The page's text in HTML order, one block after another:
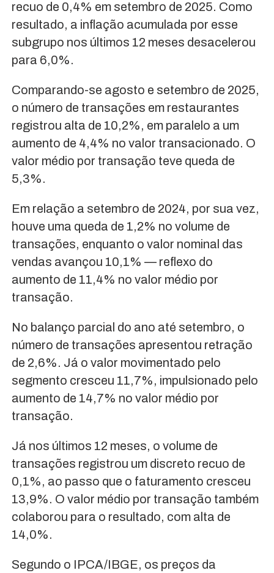
recuo de 0,4% em setembro de 2025. Como
resultado, a inflação acumulada por esse
subgrupo nos últimos 12 meses desacelerou
para 6,0%.
Comparando-se agosto e setembro de 2025,
o número de transações em restaurantes
registrou alta de 10,2%, em paralelo a um
aumento de 4,4% no valor transacionado. O
valor médio por transação teve queda de
5,3%.
Em relação a setembro de 2024, por sua vez,
houve uma queda de 1,2% no volume de
transações, enquanto o valor nominal das
vendas avançou 10,1% — reflexo do
aumento de 11,4% no valor médio por
transação.
No balanço parcial do ano até setembro, o
número de transações apresentou retração
de 2,6%. Já o valor movimentado pelo
segmento cresceu 11,7%, impulsionado pelo
aumento de 14,7% no valor médio por
transação.
Já nos últimos 12 meses, o volume de
transações registrou um discreto recuo de
0,1%, ao passo que o faturamento cresceu
13,9%. O valor médio por transação também
colaborou para o resultado, com alta de
14,0%.
Segundo o IPCA/IBGE, os preços da